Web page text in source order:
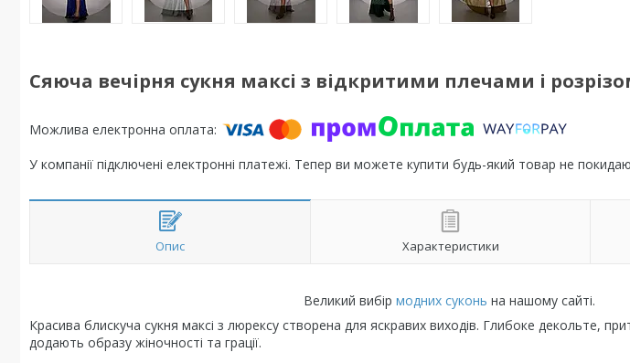
Сяюча вечірня сукня максі з відкритими плечами і
У компанії підключені електронні платежі. Тепер ви можете купити будь-який товар не
Опис Характеристики
Великий вибір модних суконь на нашому сайті.
Красива блискуча сукня максі з люрексу створена для яскравих виходів. Глибоке декольте,
додають образу жіночності та грації.